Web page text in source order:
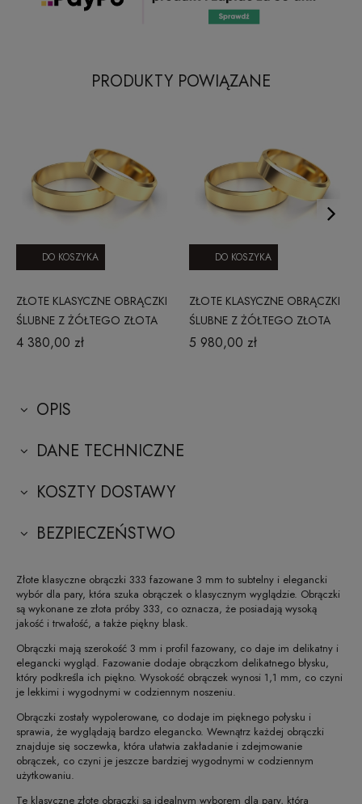
PRODUKTY POWIĄZANE
ZŁOTE KLASYCZNE OBRĄCZKI
ŚLUBNE Z ŻÓŁTEGO ZŁOTA
PR. 585 FAZOWANE 3 MM
4 380,00 zł
DO KOSZYKA
ZŁOTE KLASYCZNE OBRĄCZKI
ŚLUBNE Z ŻÓŁTEGO ZŁOTA
PR. 585 FAZOWANE 4 MM
5 980,00 zł
DO KOSZYKA
OPIS
DANE TECHNICZNE
KOSZTY DOSTAWY
BEZPIECZEŃSTWO
Złote klasyczne obrączki 333 fazowane 3 mm to subtelny i elegancki
wybór dla pary, która szuka obrączek o klasycznym wyglądzie. Obrączki
są wykonane ze złota próby 333, co oznacza, że posiadają wysoką
jakość i trwałość, a także piękny blask.
Obrączki mają szerokość 3 mm i profil fazowany, co daje im delikatny i
elegancki wygląd. Fazowanie dodaje obrączkom delikatnego błysku,
który podkreśla ich piękno. Wysokość obrączek wynosi 1,1 mm, co czyni
je lekkimi i wygodnymi w codziennym noszeniu.
Obrączki zostały wypolerowane, co dodaje im pięknego połysku i
sprawia, że wyglądają bardzo elegancko. Wewnątrz każdej obrączki
znajduje się soczewka, która ułatwia zakładanie i zdejmowanie
obrączek, co czyni je jeszcze bardziej wygodnymi w codziennym
użytkowaniu.
Te klasyczne złote obrączki są idealnym wyborem dla pary, która